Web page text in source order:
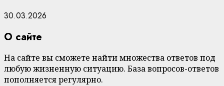
30.03.2026
О сайте
На сайте вы сможете найти множества ответов под
любую жизненную ситуацию. База вопросов-ответов
пополняется регулярно.